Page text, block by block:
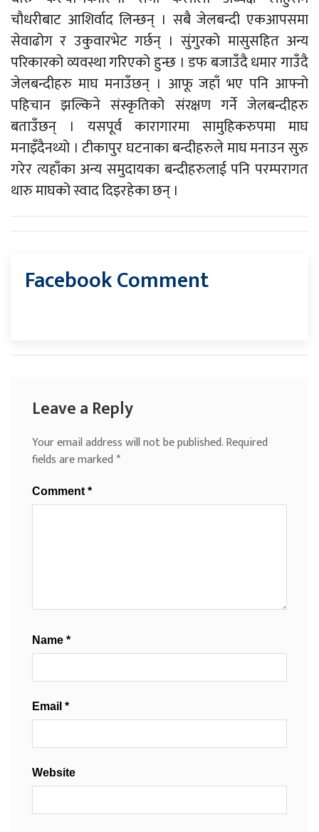
चौधरीबाट आशिर्वाद लिन्छन् । सबै जेलबन्दी एकआपसमा
सेवाढोग र उकुवारभेट गर्छन् । सुंगुरको मासुसहित अन्य
परिकारको व्यवस्था गरिएको हुन्छ । डफ बजाउँदै धमार गाउँदै
जेलबन्दीहरु माघ मनाउँछन् । आफू जहाँ भए पनि आफ्नो
पहिचान झल्किने संस्कृतिको संरक्षण गर्ने जेलबन्दीहरु
बताउँछन् । यसपूर्व कारागारमा सामुहिकरुपमा माघ
मनाइँदैनथ्यो । टीकापुर घटनाका बन्दीहरुले माघ मनाउन सुरु
गरेर त्यहाँका अन्य समुदायका बन्दीहरुलाई पनि परम्परागत
थारु माघको स्वाद दिइरहेका छन् ।
Facebook Comment
Leave a Reply
Your email address will not be published.Required
fields are marked*
Comment *
Name *
Email *
Website